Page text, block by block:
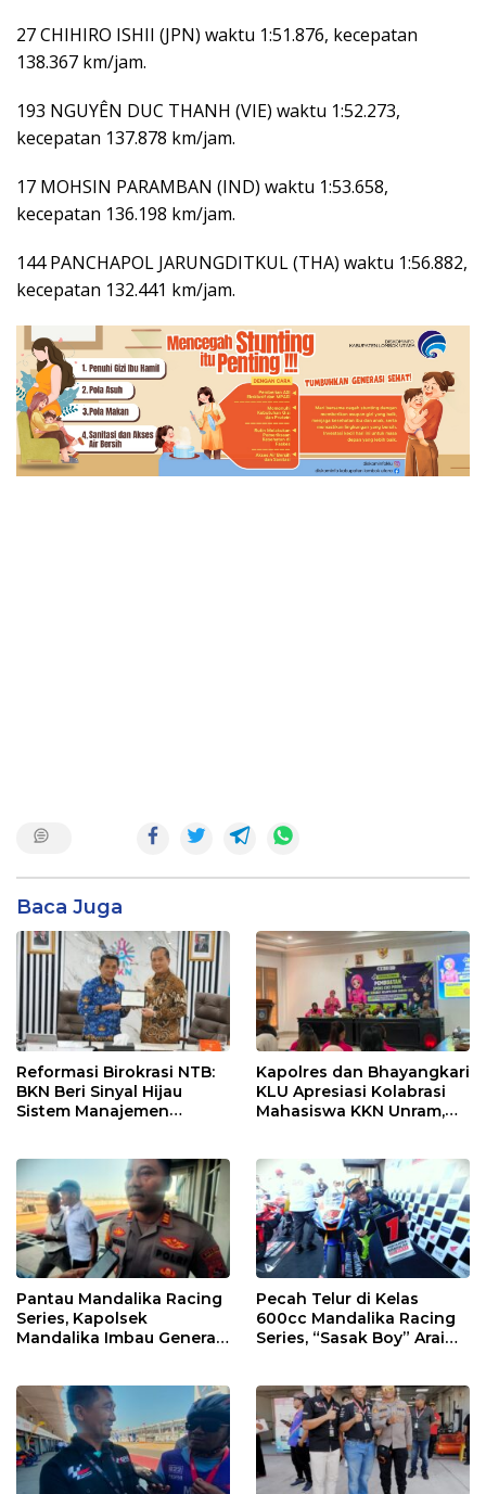
27 CHIHIRO ISHII (JPN) waktu 1:51.876, kecepatan
138.367 km/jam.
193 NGUYÊN DUC THANH (VIE) waktu 1:52.273,
kecepatan 137.878 km/jam.
17 MOHSIN PARAMBAN (IND) waktu 1:53.658,
kecepatan 136.198 km/jam.
144 PANCHAPOL JARUNGDITKUL (THA) waktu 1:56.882,
kecepatan 132.441 km/jam.
Baca Juga
Reformasi Birokrasi NTB:
BKN Beri Sinyal Hijau
Sistem Manajemen
Kapolres dan Bhayangkari
KLU Apresiasi Kolabrasi
Mahasiswa KKN Unram,
Pantau Mandalika Racing
Series, Kapolsek
Mandalika Imbau Generasi
Pecah Telur di Kelas
600cc Mandalika Racing
Series, “Sasak Boy” Arai